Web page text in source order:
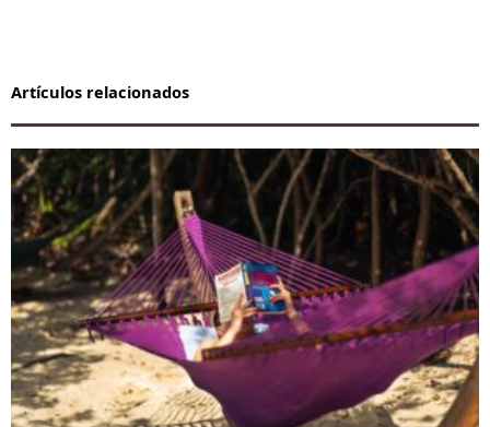
Artículos relacionados